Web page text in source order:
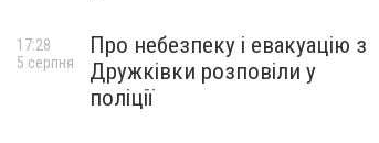
Про небезпеку і евакуацію з
Дружківки розповіли у
поліції
17:28
5 серпня